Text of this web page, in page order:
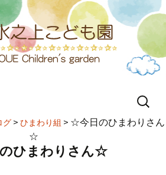
検
グ> ひまわり組 > ☆今日のひまわりさん
☆
ひまわりさん☆